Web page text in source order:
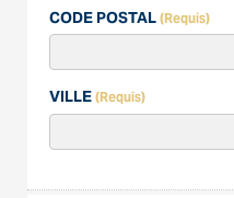
CODE POSTAL (Requis)
VILLE (Requis)